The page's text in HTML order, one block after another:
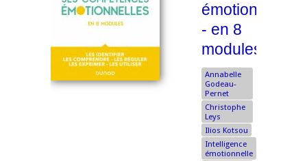
émotionnelles
- en 8
modules
Annabelle
Godeau-
Pernet
Christophe
Leys
Ilios Kotsou
Intelligence
émotionnelle